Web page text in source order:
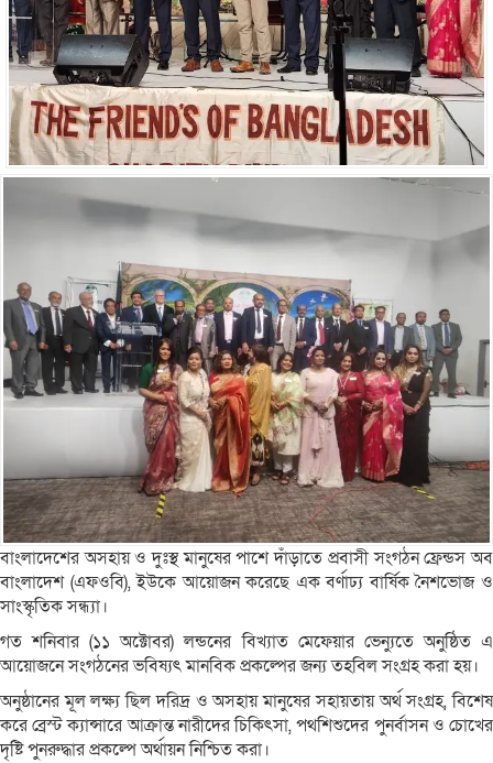
বাংলাদেশের অসহায় ও দুঃস্থ মানুষের পাশে দাঁড়াতে প্রবাসী সংগঠন ফ্রেন্ডস অব
বাংলাদেশ (এফওবি), ইউকে আয়োজন করেছে এক বর্ণাঢ্য বার্ষিক নৈশভোজ ও
সাংস্কৃতিক সন্ধ্যা।
গত শনিবার (১১ অক্টোবর) লন্ডনের বিখ্যাত মেফেয়ার ভেন্যুতে অনুষ্ঠিত এ
আয়োজনে সংগঠনের ভবিষ্যৎ মানবিক প্রকল্পের জন্য তহবিল সংগ্রহ করা হয়।
অনুষ্ঠানের মূল লক্ষ্য ছিল দরিদ্র ও অসহায় মানুষের সহায়তায় অর্থ সংগ্রহ, বিশেষ
করে ব্রেস্ট ক্যান্সারে আক্রান্ত নারীদের চিকিৎসা, পথশিশুদের পুনর্বাসন ও চোখের
দৃষ্টি পুনরুদ্ধার প্রকল্পে অর্থায়ন নিশ্চিত করা।